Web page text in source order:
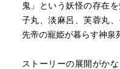
鬼」という妖怪の存在
子丸、淡麻呂、芙蓉丸
先帝の寵姫が暮らす神泉
ストーリーの展開がか